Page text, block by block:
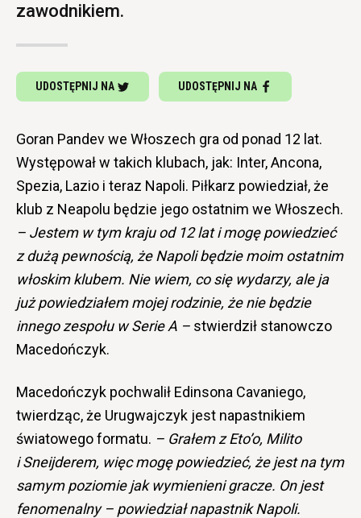
zawodnikiem.
UDOSTĘPNIJ NA UDOSTĘPNIJ NA
Goran Pandev we Włoszech gra od ponad 12 lat.
Występował w takich klubach, jak: Inter, Ancona,
Spezia, Lazio i teraz Napoli. Piłkarz powiedział, że
klub z Neapolu będzie jego ostatnim we Włoszech.
– Jestem w tym kraju od 12 lat i mogę powiedzieć
z dużą pewnością, że Napoli będzie moim ostatnim
włoskim klubem. Nie wiem, co się wydarzy, ale ja
już powiedziałem mojej rodzinie, że nie będzie
innego zespołu w Serie A – stwierdził stanowczo
Macedończyk.
Macedończyk pochwalił Edinsona Cavaniego,
twierdząc, że Urugwajczyk jest napastnikiem
światowego formatu. – Grałem z Eto’o, Milito
i Sneijderem, więc mogę powiedzieć, że jest na tym
samym poziomie jak wymienieni gracze. On jest
fenomenalny – powiedział napastnik Napoli.